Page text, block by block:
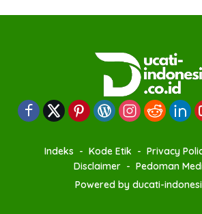
Indeks Kode Etik Privacy
Disclaimer
Pedoman
Powered by ducati-